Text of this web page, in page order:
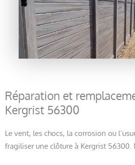
Réparation et
Kergrist 56300
Le vent, les chocs, la corrosion ou
fragiliser une clôture à Kergrist 56300.